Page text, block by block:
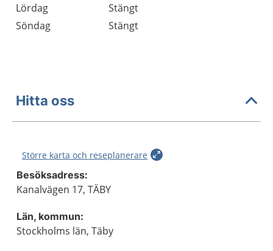
Lördag
Stängt
Söndag
Stängt
Hitta oss
Större karta och reseplanerare
Besöksadress:
Kanalvägen 17, TÄBY
Län, kommun:
Stockholms län, Täby